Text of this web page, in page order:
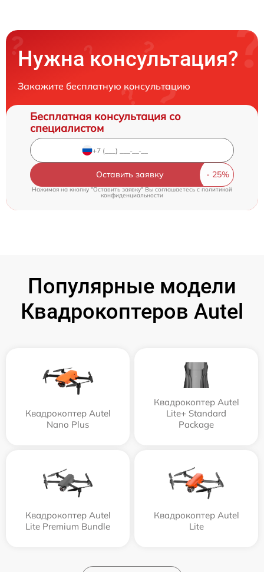
Нужна консультация?
Закажите бесплатную консультацию
Бесплатная консультация со
специалистом
Оставить заявку
Нажимая на кнопку "Оставить заявку" Вы соглашаетесь c политикой
конфиденциальности
Популярные модели
Квадрокоптеров Autel
Квадрокоптер Autel
Nano Plus
Квадрокоптер Autel
Lite+ Standard
Package
Квадрокоптер Autel
Lite Premium Bundle
Квадрокоптер Autel
Lite